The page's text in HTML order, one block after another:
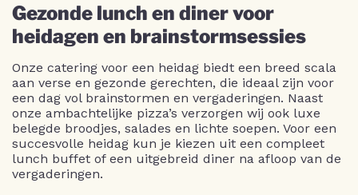
Gezonde lunch en diner voor
heidagen en brainstormsessies
Onze catering voor een heidag biedt een breed scala
aan verse en gezonde gerechten, die ideaal zijn voor
een dag vol brainstormen en vergaderingen. Naast
onze ambachtelijke pizza’s verzorgen wij ook luxe
belegde broodjes, salades en lichte soepen. Voor een
succesvolle heidag kun je kiezen uit een compleet
lunch buffet of een uitgebreid diner na afloop van de
vergaderingen.